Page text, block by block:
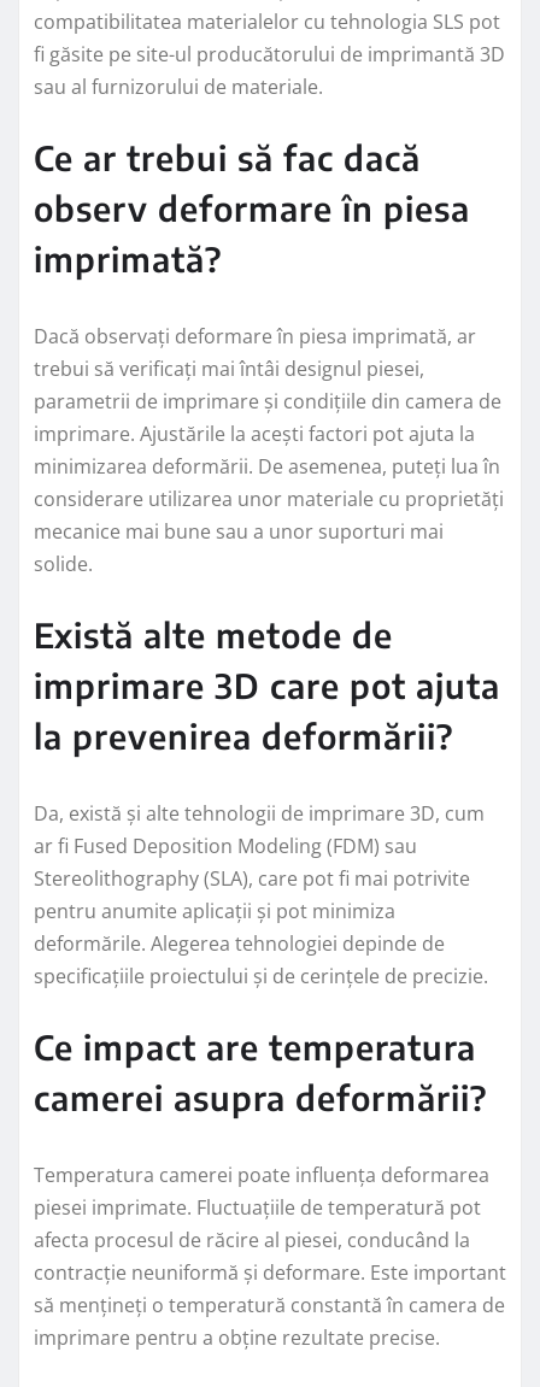
compatibilitatea materialelor cu tehnologia SLS pot
fi găsite pe site-ul producătorului de imprimantă 3D
sau al furnizorului de materiale.
Ce ar trebui să fac dacă
observ deformare în piesa
imprimată?
Dacă observați deformare în piesa imprimată, ar
trebui să verificați mai întâi designul piesei,
parametrii de imprimare și condițiile din camera de
imprimare. Ajustările la acești factori pot ajuta la
minimizarea deformării. De asemenea, puteți lua în
considerare utilizarea unor materiale cu proprietăți
mecanice mai bune sau a unor suporturi mai
solide.
Există alte metode de
imprimare 3D care pot ajuta
la prevenirea deformării?
Da, există și alte tehnologii de imprimare 3D, cum
ar fi Fused Deposition Modeling (FDM) sau
Stereolithography (SLA), care pot fi mai potrivite
pentru anumite aplicații și pot minimiza
deformările. Alegerea tehnologiei depinde de
specificațiile proiectului și de cerințele de precizie.
Ce impact are temperatura
camerei asupra deformării?
Temperatura camerei poate influența deformarea
piesei imprimate. Fluctuațiile de temperatură pot
afecta procesul de răcire al piesei, conducând la
contracție neuniformă și deformare. Este important
să mențineți o temperatură constantă în camera de
imprimare pentru a obține rezultate precise.